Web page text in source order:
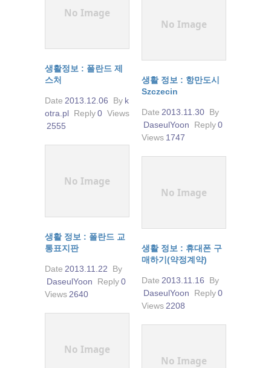
No Image
생활정보 : 폴란드 제
스처
Date 2013.12.06 By k
otra.pl Reply0 Views
2555
No Image
생활 정보 : 항만도시
Szczecin
Date 2013.11.30 By
DaseulYoon
Reply0
Views 1747
No Image
생활 정보 : 폴란드 교
통표지판
Date 2013.11.22
By
DaseulYoon
Reply0
Views 2640
No Image
생활 정보 : 휴대폰 구
매하기(약정계약)
Date 2013.11.16
By
DaseulYoon
Reply0
Views 2208
No Image
No Image